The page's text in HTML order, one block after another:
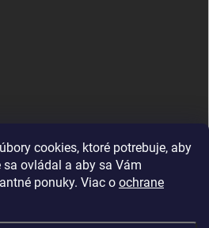
cookies, ktoré potrebuje, aby
ovládal a aby sa Vám
ponuky. Viac o ochrane